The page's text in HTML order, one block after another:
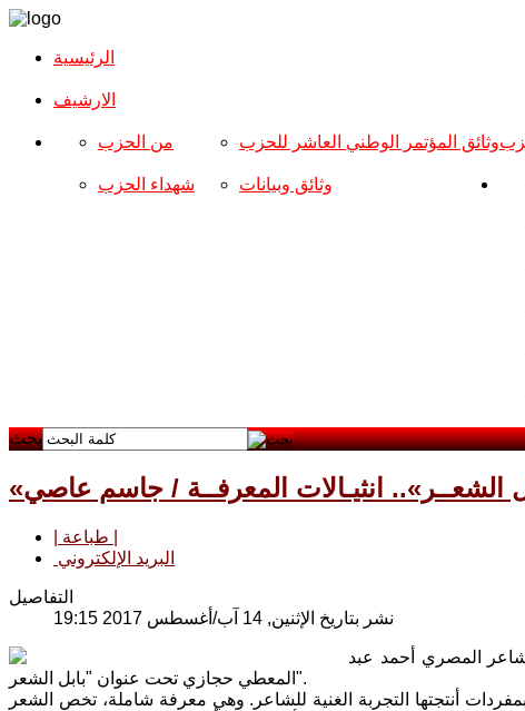
الرئيسية
الارشیف
من الحزب
شهداء الحزب
وثائق المؤتمر الوطني العاشر للحزب
وثائق وبيانات
بحث
الشعــر».. انثيـالات المعرفــة / جاسم عاصي
البريد الإلكتروني
التفاصيل
نشر بتاريخ الإثنين, 14 آب/أغسطس 2017 19:15
المصري أحمد عبد
المعطي حجازي تحت عنوان "بابل الشعر".
بمفردات أنتجتها التجربة الغنية للشاعر. وهي معرفة شاملة، تخص الشعر